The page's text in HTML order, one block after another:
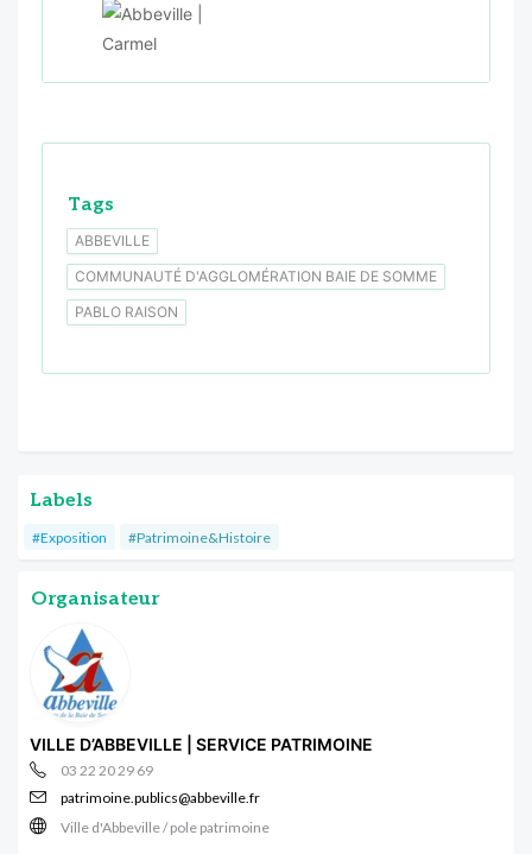
Tags
ABBEVILLE
COMMUNAUTÉ D'AGGLOMÉRATION BAIE DE SOMME
PABLO RAISON
Labels
#Exposition #Patrimoine&Histoire
Organisateur
VILLE D’ABBEVILLE | SERVICE PATRIMOINE
03 22 20 29 69
patrimoine.publics@abbeville.fr
Ville d'Abbeville / pole patrimoine